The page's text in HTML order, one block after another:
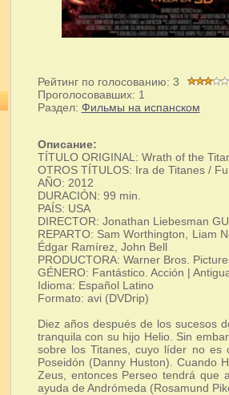
Рейтинг по голосованию: 3
Проголосовавших: 1
Раздел: Фильмы на испанском
Описание:
TÍTULO ORIGINAL: Wrath of the
OTROS TÍTULOS: Ira de Titanes /
AÑO: 2012
DURACIÓN: 99 min.
PAÍS: USA
DIRECTOR: Jonathan Liebesman
REPARTO: Sam Worthington, Liam
Édgar Ramírez, John Bell
PRODUCTORA: Warner Bros.
GÉNERO: Fantástico. Acción |
Idioma: Español Latino
Formato: avi (DVDrip)
Diez años después de los sucesos
tranquila con su hijo Helio. Sin
sobre los Titanes, cuyo líder no es
Poseidón (Danny Huston). Cuando
Zeus, entonces Perseo tendrá que
ayuda de Andrómeda (Rosamund